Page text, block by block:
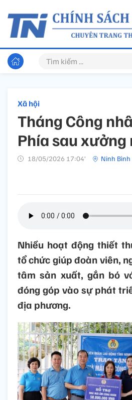
Xã hội
Tháng Công
Phía sau xưởng
18/05/2026 17:04’ Ninh Bình
Nhiều hoạt động thiết
tổ chức giúp đoàn viên,
tâm sản xuất, gắn bó
đóng góp vào sự phát
địa phương.